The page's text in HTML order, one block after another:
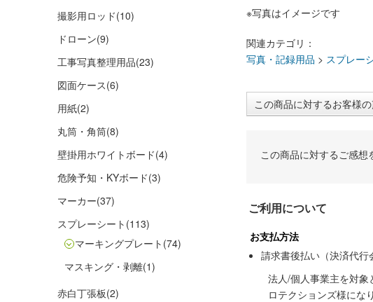
撮影用ロッド(10)
ドローン(9)
工事写真整理用品(23)
図面ケース(6)
用紙(2)
丸筒・角筒(8)
壁掛用ホワイトボード(4)
危険予知・KYボード(3)
マーカー(37)
スプレーシート (113)
マーキングプレート (74)
マスキング・剥離(1)
赤白丁張板(2)
※写真はイメージです
関連カテゴリ：
写真・記録用品 > スプレー
この商品に対するお客様
この商品に対するご感想
ご利用について
お支払方法
請求書後払い（決済代行
法人/個人事業主を対
ロテクションズ様にな